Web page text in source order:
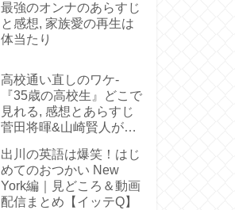
最強のオンナのあらすじ
と感想, 家族愛の再生は
体当たり
高校通い直しのワケ-
『35歳の高校生』どこで
見れる, 感想とあらすじ
菅田将暉&山崎賢人が若
出川の英語は爆笑！はじ
めてのおつかい New
York編｜見どころ＆動画
配信まとめ【イッテQ】